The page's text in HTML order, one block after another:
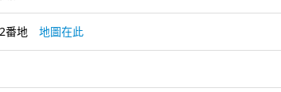
番地 地圖在此